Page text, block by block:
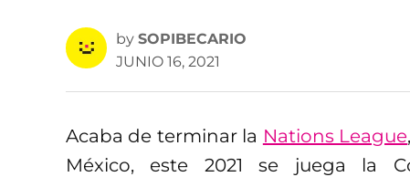
by SOPIBECARIO
JUNIO 16, 2021
Acaba de terminar la Nations League
México, este 2021 se juega la